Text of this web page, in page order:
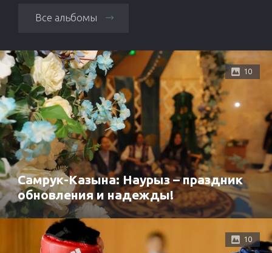
Все альбомы
10
Самрук-Казына: Наурыз – праздник
обновления и надежды!
10